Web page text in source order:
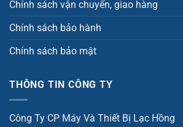
Chính sách vận chuyển, giao hàng
Chính sách bảo hành
Chính sách bảo mật
THÔNG TIN CÔNG TY
Công Ty CP Máy Và Thiết Bị Lạc Hồng